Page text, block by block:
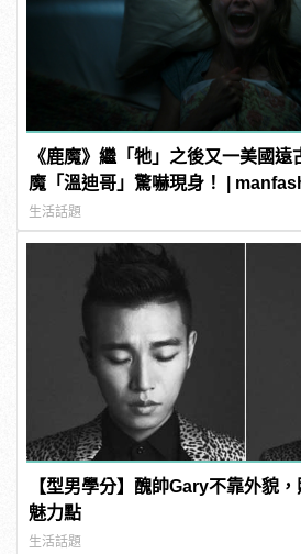
《鹿魔》繼「牠」之後又一美國
魔「溫迪哥」驚嚇現身！ |
生活話題
【型男學分】醜帥Gary不靠外貌
魅力點
生活話題